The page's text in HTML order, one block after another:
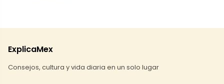
ExplicaMex
Consejos, cultura y vida diaria en un solo lugar